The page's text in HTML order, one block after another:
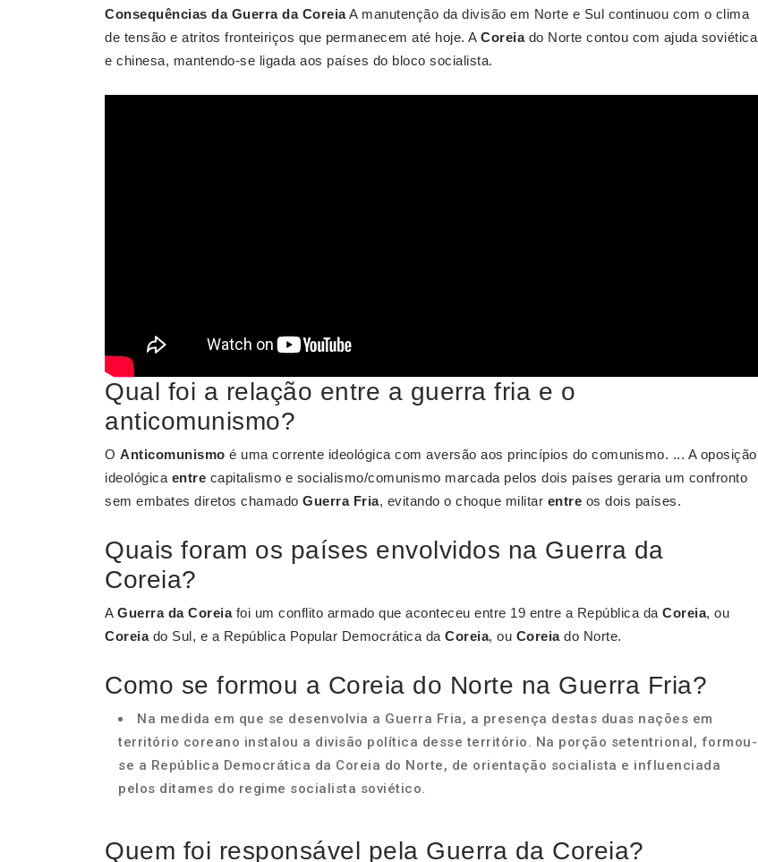
Consequências da Guerra da CoreiaA manutenção da divisão em Norte e Sul continuou com o clima
de tensão e atritos fronteiriços que permanecem até hoje. A Coreiado Norte contou com ajuda soviética
e chinesa, mantendo-se ligada aos países do bloco socialista.
Qual foi a relação entre a guerra fria e o
anticomunismo?
O Anticomunismo é uma corrente ideológica com aversão aos princípios do comunismo. ... A oposição
ideológica entre capitalismo e socialismo/comunismo marcada pelos dois países geraria um confronto
sem embates diretos chamado Guerra Fria, evitando o choque militar entre os dois países.
Quais foram os países envolvidos na Guerra da
Coreia?
A Guerra da Coreiafoi um conflito armado que aconteceu entre 19 entre a República da Coreia, ou
Coreiado Sul, e a República Popular Democrática da Coreia, ou Coreiado Norte.
Como se formou a Coreia do Norte na Guerra Fria?
Na medida em que se desenvolvia a Guerra Fria, a presença destas duas nações em
território coreano instalou a divisão política desse território. Na porção setentrional, formou-
se a República Democrática da Coreia do Norte, de orientação socialista e influenciada
pelos ditames do regime socialista soviético.
Quem foi responsável pela Guerra da Coreia?